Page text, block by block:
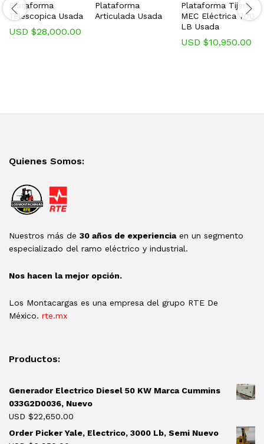
Plataforma
Telescopica Usada
USD $28,000.00
Plataforma
Articulada Usada
Plataforma Tijera
MEC Eléctrica 700
LB Usada
USD $10,950.00
Quienes Somos:
Nuestros más de 30 años de experienciaen un segmento
especializado del ramo eléctrico y industrial.
Nos hacen la mejor opción.
Los Montacargas es una empresa del grupo RTE De
México. rte.mx
Productos:
Generador Electrico Diesel 50 KW Marca Cummins
033G2D0036, Nuevo
USD $22,650.00
Order Picker Yale, Electrico, 3000 Lb, Semi Nuevo